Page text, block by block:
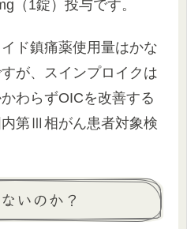
（1錠）投与です。
ド鎮痛薬使用量はかな
が、スインプロイクは
わらずOICを改善する
第Ⅲ相がん患者対象検
いのか？